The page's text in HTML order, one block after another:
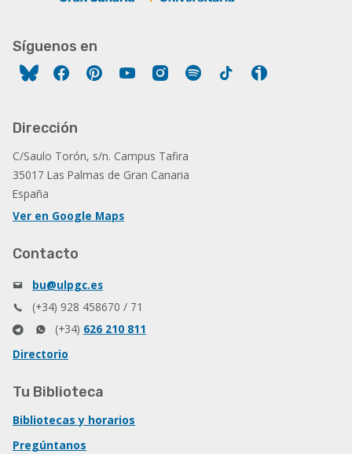
Síguenos en
FacebookPinterestYouTubeInstagram
Spotify Tiktok
Dirección
C/Saulo Torón, s/n. Campus Tafira
35017 Las Palmas de Gran Canaria
España
Ver en Google Maps
Contacto
bu@ulpgc.es
(+34) 928 458670 / 71
(+34) 626 210 811
Directorio
Tu Biblioteca
Bibliotecas y horarios
Pregúntanos